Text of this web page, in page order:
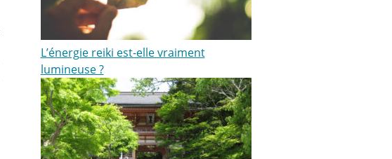
L’énergie reiki est-elle vraiment
lumineuse ?